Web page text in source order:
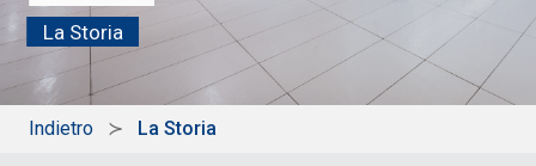
La Storia
Indietro La Storia